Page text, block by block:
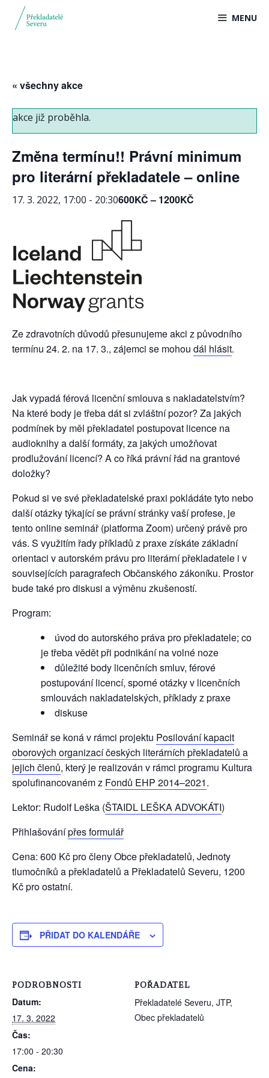
Přeskočit
MENU
« všechny akce
akce již proběhla.
Změna termínu!! Právní minimum
pro literární překladatele – online
17. 3. 2022, 17:00 - 20:30600KČ – 1200KČ
Ze zdravotních důvodů přesunujeme akci z původního
termínu 24. 2. na 17. 3., zájemci se mohou dál hlásit.
Jak vypadá férová licenční smlouva s nakladatelstvím?
Na které body je třeba dát si zvláštní pozor? Za jakých
podmínek by měl překladatel postupovat licence na
audioknihy a další formáty, za jakých umožňovat
prodlužování licencí? A co říká právní řád na grantové
doložky?
Pokud si ve své překladatelské praxi pokládáte tyto nebo
další otázky týkající se právní stránky vaší profese, je
tento online seminář (platforma Zoom) určený právě pro
vás. S využitím řady příkladů z praxe získáte základní
orientaci v autorském právu pro literární překladatele i v
souvisejících paragrafech Občanského zákoníku. Prostor
bude také pro diskusi a výměnu zkušeností.
Program:
úvod do autorského práva pro překladatele; co
je třeba vědět při podnikání na volné noze
důležité body licenčních smluv, férové
postupování licencí, sporné otázky v licenčních
smlouvách nakladatelských, příklady z praxe
diskuse
Seminář se koná v rámci projektu Posilování kapacit
oborových organizací českých literárních překladatelů a
jejich členů, který je realizován v rámci programu Kultura
spolufinancovaném z Fondů EHP 2014–2021.
Lektor: Rudolf Leška (ŠTAIDL LEŠKA ADVOKÁTI)
Přihlašovánípřes formulář
Cena: 600 Kč pro členy Obce překladatelů, Jednoty
tlumočníků a překladatelů a Překladatelů Severu, 1200
Kč pro ostatní.
PŘIDAT DO KALENDÁŘE
PODROBNOSTI
Datum:
17. 3. 2022
Čas:
17:00 - 20:30
Cena:
POŘADATEL
Překladatelé Severu, JTP,
Obec překladatelů